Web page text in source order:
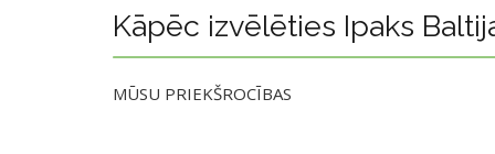
Kāpēc izvēlēties Ipaks
MŪSU PRIEKŠROCĪBAS